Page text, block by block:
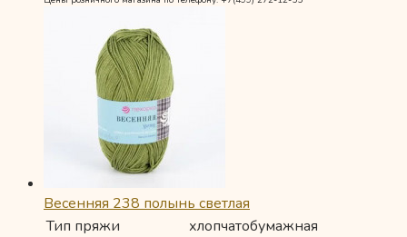
Весенняя 238 полынь светлая
Тип пряжи
хлопчатобумажная